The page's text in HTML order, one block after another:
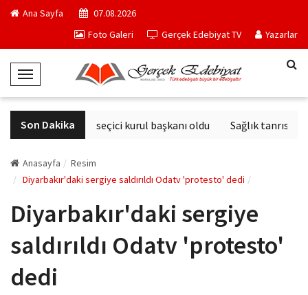
Ana Sayfa
07.08.2026
Foto Galeri
Gerçek Edebiyat TV Yazarlar
T
o
g
g
e
N
v
g
t
Son Dakika
Derviş Zaim seçici kurul başkanı oldu Sağlık
Anasayfa
Resim
Diyarbakır'daki sergiye saldırıldı Odatv 'protesto' dedi
Diyarbakır'daki sergiye
saldırıldı Odatv 'protesto'
dedi